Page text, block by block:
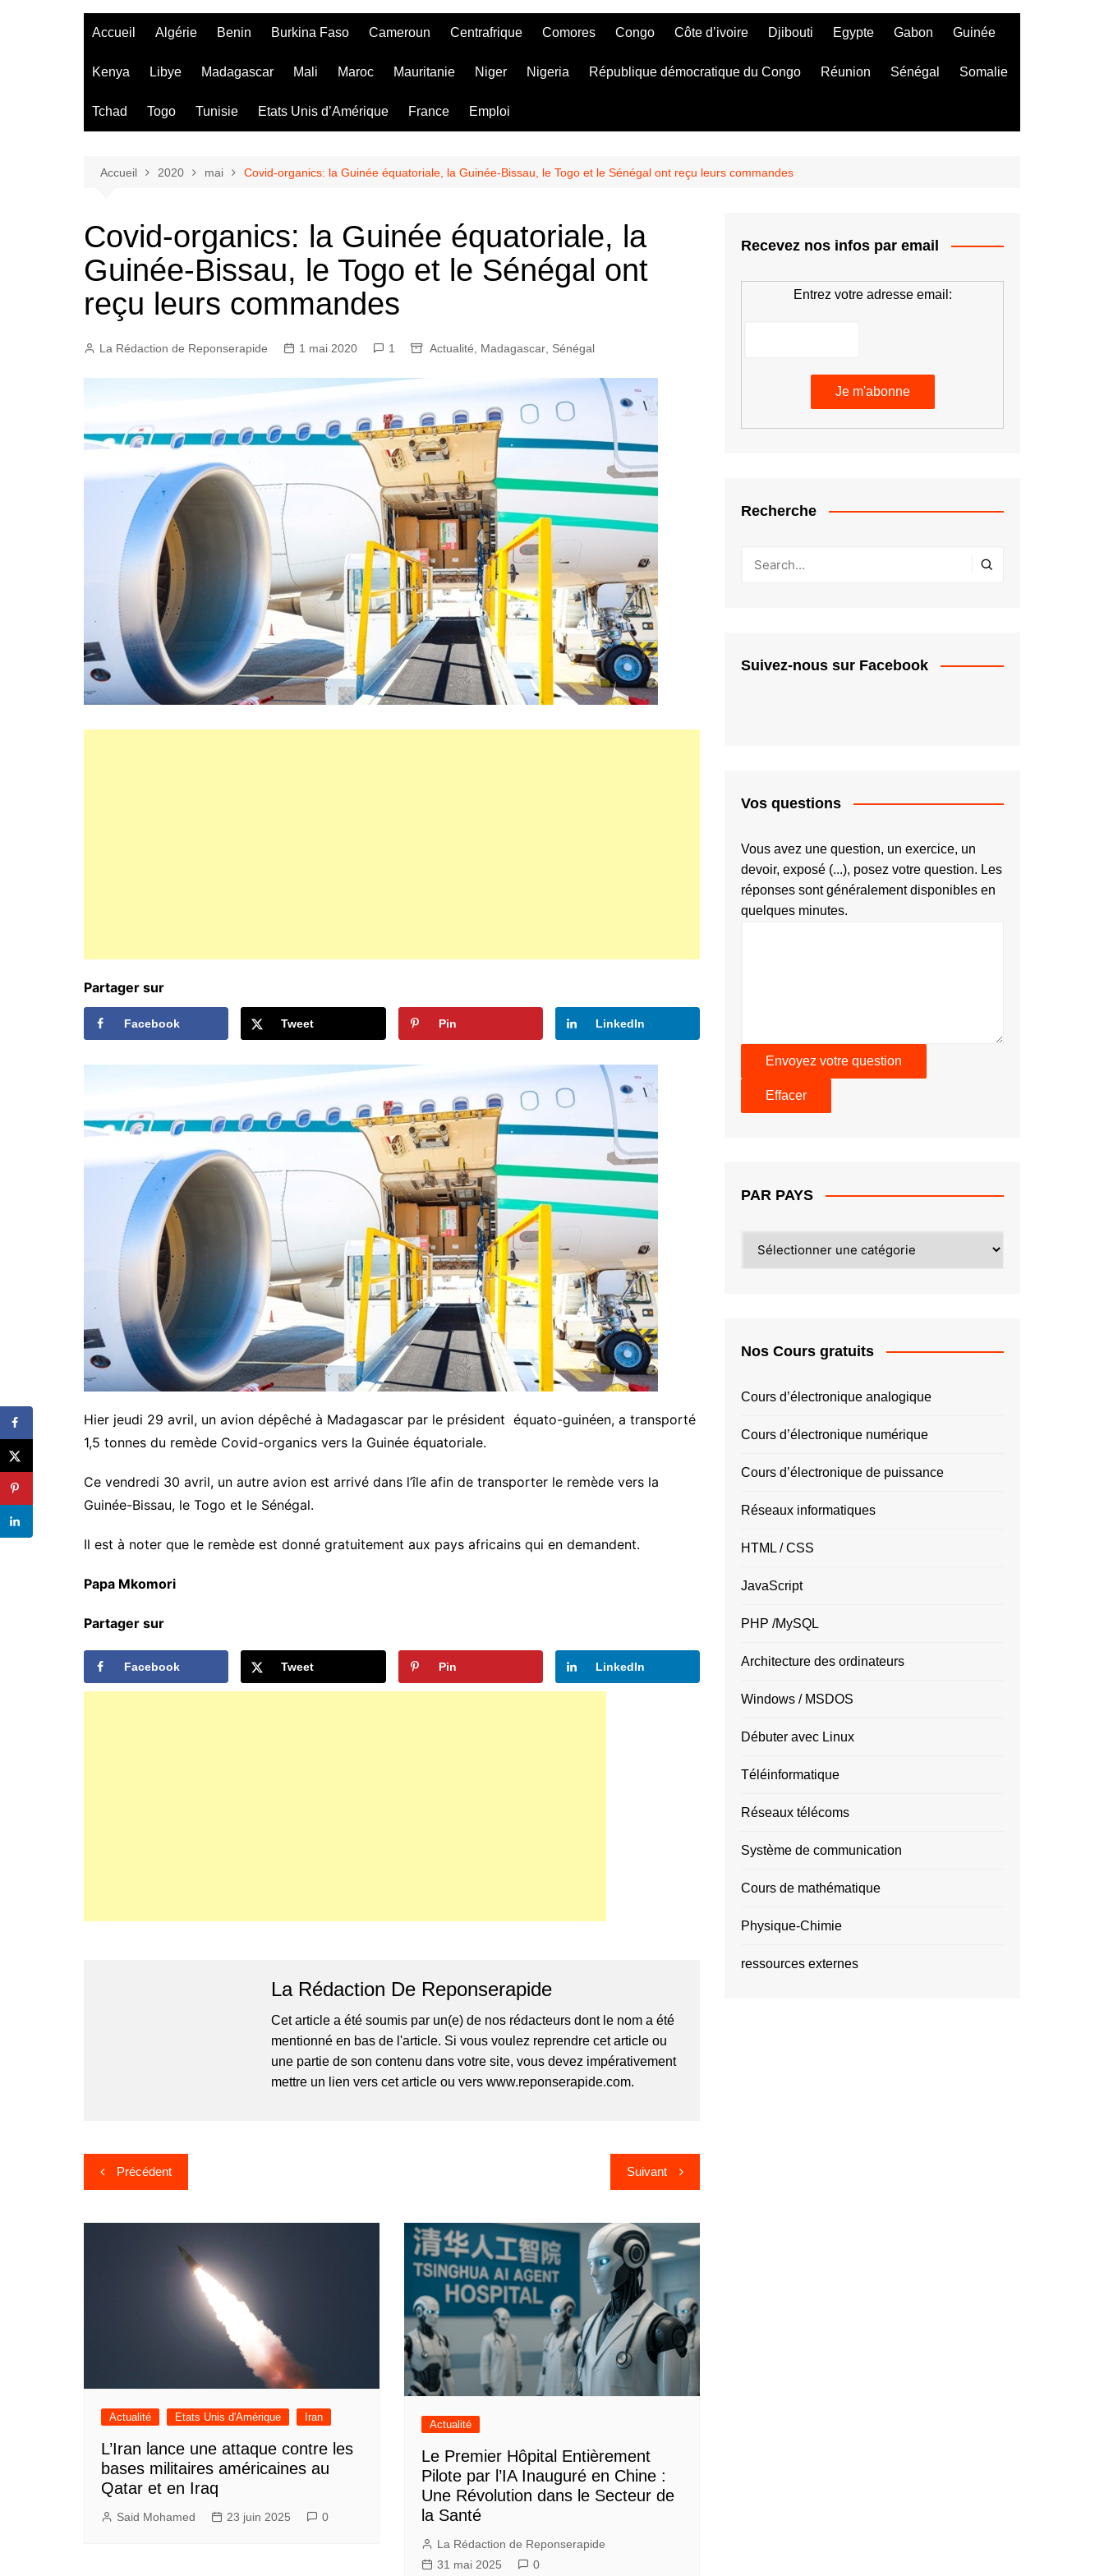
Accueil Algérie Benin Burkina Faso Cameroun Centrafrique Comores Congo Côte d’ivoire Djibouti Egypte Gabon Guinée
Kenya Libye Madagascar Mali Maroc Mauritanie Niger Nigeria République démocratique du Congo Réunion Sénégal Somalie
Tchad Togo Tunisie Etats Unis d’Amérique France Emploi
Accueil 2020 mai Covid-organics: la Guinée équatoriale, la Guinée-Bissau, le Togo et le Sénégal ont reçu leurs commandes
Covid-organics: la Guinée équatoriale, la
Guinée-Bissau, le Togo et le Sénégal ont
reçu leurs commandes
La Rédaction de Reponserapide 1 mai 2020 1 Actualité Madagascar Sénégal
Partager sur
Facebook Tweet Pin LinkedIn
Hier jeudi 29 avril, un avion dépêché à Madagascar par le président équato-guinéen, a transporté
1,5 tonnes du remède Covid-organics vers la Guinée équatoriale.
Ce vendredi 30 avril, un autre avion est arrivé dans l’île afin de transporter le remède vers la
Guinée-Bissau, le Togo et le Sénégal.
Il est à noter que le remède est donné gratuitement aux pays africains qui en demandent.
Papa Mkomori
Partager sur
Facebook Tweet Pin LinkedIn
La Rédaction De Reponserapide
Cet article a été soumis par un(e) de nos rédacteurs dont le nom a été
mentionné en bas de l'article. Si vous voulez reprendre cet article ou
une partie de son contenu dans votre site, vous devez impérativement
mettre un lien vers cet article ou vers www.reponserapide.com.
Navigation
de
l’article
Précédent Suivant
Actualité Etats Unis d'Amérique Iran
L’Iran lance une attaque contre les
bases militaires américaines au
Qatar et en Iraq
Said Mohamed 23 juin 2025 0
Actualité
Le Premier Hôpital Entièrement
Pilote par l’IA Inauguré en Chine :
Une Révolution dans le Secteur de
la Santé
La Rédaction de Reponserapide
31 mai 2025
0
Recevez nos infos par email
Entrez votre adresse email:
Recherche
Suivez-nous sur Facebook
Vos questions
Vous avez une question, un exercice, un
devoir, exposé (...), posez votre question. Les
réponses sont généralement disponibles en
quelques minutes.
PAR PAYS
PAYS
Nos Cours gratuits
Cours d’électronique analogique
Cours d’électronique numérique
Cours d’électronique de puissance
Réseaux informatiques
HTML / CSS
JavaScript
PHP /MySQL
Architecture des ordinateurs
Windows / MSDOS
Débuter avec Linux
Téléinformatique
Réseaux télécoms
Système de communication
Cours de mathématique
Physique-Chimie
ressources externes